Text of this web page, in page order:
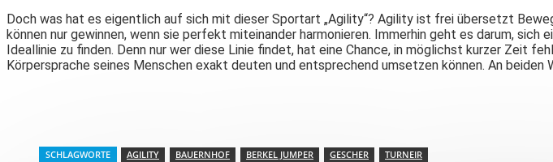
Doch was hat es eigentlich auf sich mit dieser Sportart „Agility“? Agility ist frei übersetzt
können nur gewinnen, wenn sie perfekt miteinander harmonieren. Immerhin geht es darum,
Ideallinie zu finden. Denn nur wer diese Linie findet, hat eine Chance, in möglichst kurzer Zeit
Körpersprache seines Menschen exakt deuten und entsprechend umsetzen können. An
SCHLAGWORTE AGILITY BAUERNHOF BERKEL JUMPER GESCHER TURNEIR